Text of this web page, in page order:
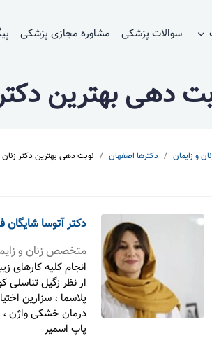
سوالات پزشکی مشاوره مجازی پزشکی
دهی بهترین
و زایمان دکترها اصفهان نوبت دهی بهترین دکتر
دکتر آتوسا شایگان
متخصص زنان و
انجام کلیه کارهای
از نظر زگیل تناسلی
پلاسما ، سزارین
درمان خشکی واژن ،
پاپ اسمیر